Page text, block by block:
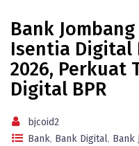
Bank
Isentia Digital
2026, Perkuat
Digital BPR
bjcoid2
Bank, Bank Digital, Bank